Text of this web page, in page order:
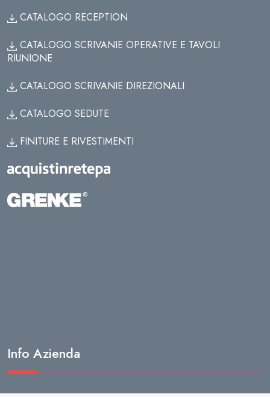
CATALOGO RECEPTION
CATALOGO SCRIVANIE OPERATIVE E TAVOLI
RIUNIONE
CATALOGO SCRIVANIE DIREZIONALI
CATALOGO SEDUTE
FINITURE E RIVESTIMENTI
Info Azienda